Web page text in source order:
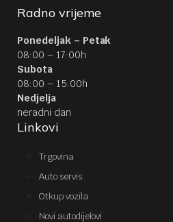
Radno vrijeme
Ponedeljak – Petak
08:00 – 17:00h
Subota
08:00 – 15:00h
Nedjelja
neradni dan
Linkovi
Trgovina
Auto servis
Otkup vozila
Novi autodijelovi